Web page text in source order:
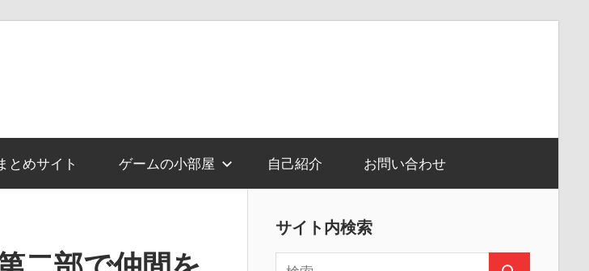
とめサイト ゲームの小部屋 自己紹介 お問い合わせ
サイト内検索